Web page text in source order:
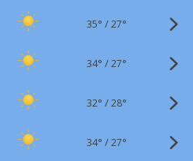
35° /27°
34° /27°
32° /28°
34° /27°